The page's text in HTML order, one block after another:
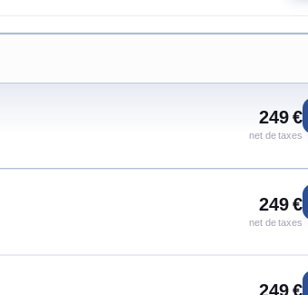
249 €
net de taxes
249 €
net de taxes